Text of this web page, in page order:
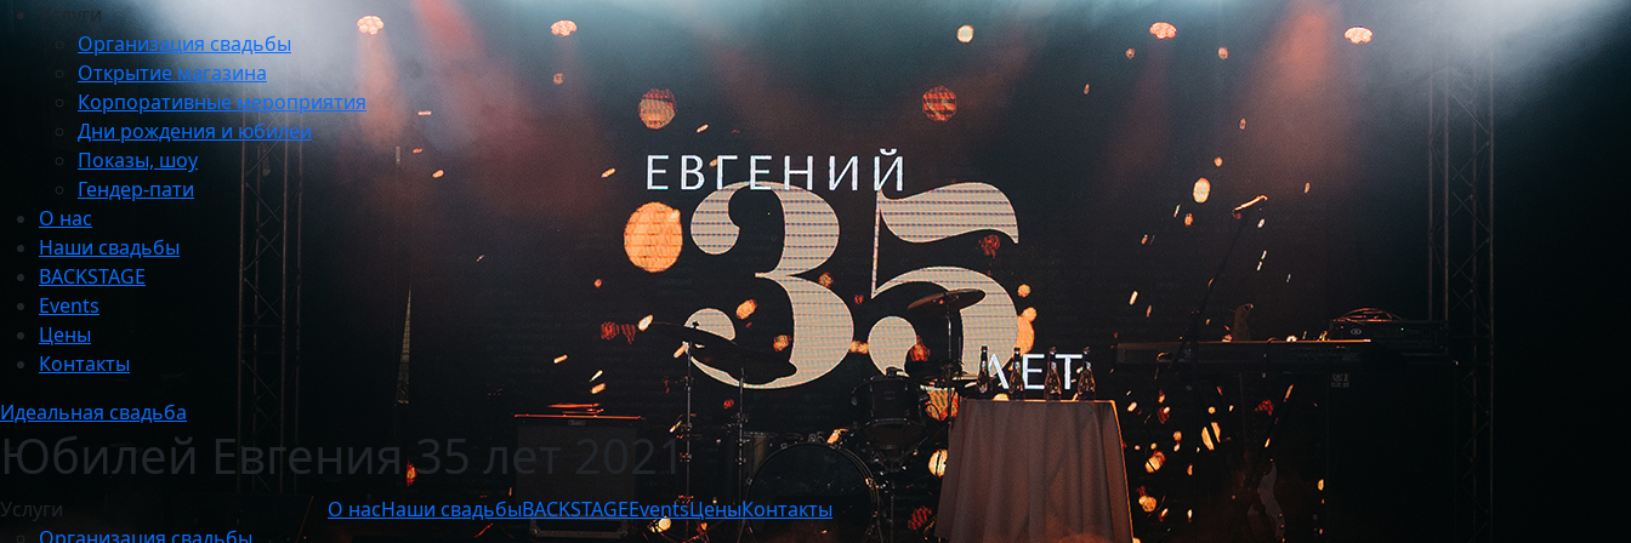
Услуги
Организация свадьбы
Открытие магазина
Корпоративные мероприятия
Дни рождения и юбилеи
Показы, шоу
Гендер-пати
О нас
Наши свадьбы
BACKSTAGE
Events
Цены
Контакты
Идеальная свадьба
Юбилей Евгения 35 лет 2021
Услуги
О насНаши свадьбыBACKSTAGEEventsЦеныКонтакты